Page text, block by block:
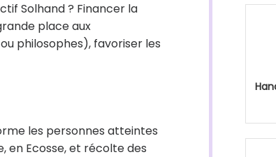
Solhand ? Financer la
place aux
philosophes), favoriser les
les personnes atteintes
en Ecosse, et récolte des